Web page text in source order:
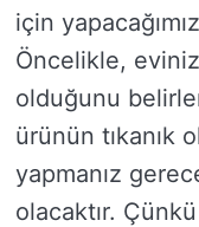
için
Öncelikle,
olduğunu
ürünün tıkanık
yapmanız
olacaktır.